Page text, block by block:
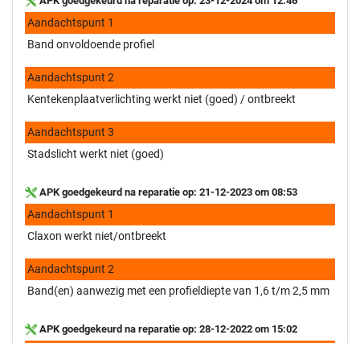
Aandachtspunt 1
Band onvoldoende profiel
Aandachtspunt 2
Kentekenplaatverlichting werkt niet (goed) / ontbreekt
Aandachtspunt 3
Stadslicht werkt niet (goed)
APK goedgekeurd na reparatie op: 21-12-2023 om 08:53
Aandachtspunt 1
Claxon werkt niet/ontbreekt
Aandachtspunt 2
Band(en) aanwezig met een profieldiepte van 1,6 t/m 2,5 mm
APK goedgekeurd na reparatie op: 28-12-2022 om 15:02